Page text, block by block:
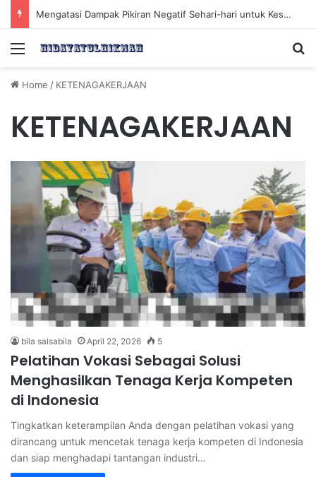
Mengatasi Dampak Pikiran Negatif Sehari-hari untuk Kesehatan Mental yang Lebih Baik
Menu
Home / KETENAGAKERJAAN
KETENAGAKERJAAN
bila salsabila April 22, 2026 5
Pelatihan Vokasi Sebagai Solusi
Menghasilkan Tenaga Kerja Kompeten
di Indonesia
Tingkatkan keterampilan Anda dengan pelatihan vokasi yang
dirancang untuk mencetak tenaga kerja kompeten di Indonesia
dan siap menghadapi tantangan industri…